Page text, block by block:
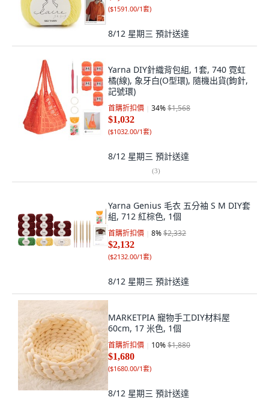
($1591.00/1套)
8/12 星期三 預計送達
Yarna DIY針織背包組, 1套, 740 霓虹
橘(線), 象牙白(O型環), 隨機出貨(鉤針,
記號環)
首購折扣價 34%$1,568
$1,032
($1032.00/1套)
8/12 星期三 預計送達
(3)
Yarna Genius 毛衣 五分袖 S M DIY套
組, 712 紅棕色, 1個
首購折扣價 8%$2,332
$2,132
($2132.00/1套)
8/12 星期三 預計送達
MARKETPIA 寵物手工DIY材料屋
60cm, 17 米色, 1個
首購折扣價 10%$1,880
$1,680
($1680.00/1套)
8/12 星期三 預計送達